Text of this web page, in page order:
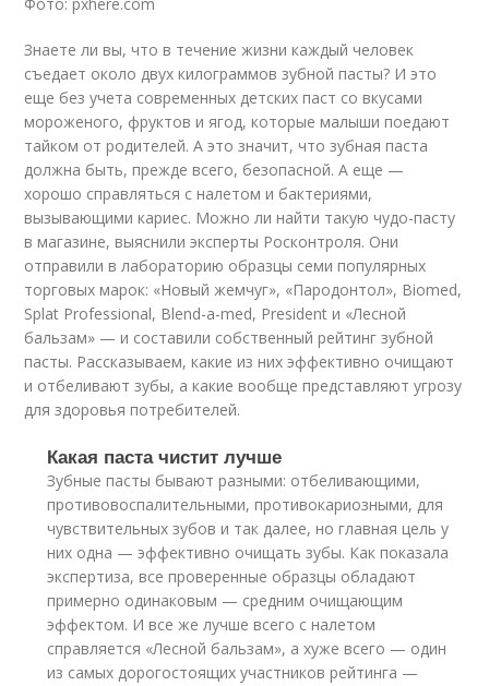
Знаете ли вы, что в течение жизни каждый человек
съедает около двух килограммов зубной пасты? И это
еще без учета современных детских паст со вкусами
мороженого, фруктов и ягод, которые малыши поедают
тайком от родителей. А это значит, что зубная паста
должна быть, прежде всего, безопасной. А еще —
хорошо справляться с налетом и бактериями,
вызывающими кариес. Можно ли найти такую чудо-пасту
в магазине, выяснили эксперты Росконтроля. Они
отправили в лабораторию образцы семи популярных
торговых марок: «Новый жемчуг», «Пародонтол», Biomed,
Splat Professional, Blend-a-med, President и «Лесной
бальзам» — и составили собственный рейтинг зубной
пасты. Рассказываем, какие из них эффективно очищают
и отбеливают зубы, а какие вообще представляют угрозу
для здоровья потребителей.
Какая паста чистит лучше
Зубные пасты бывают разными: отбеливающими,
противовоспалительными, противокариозными, для
чувствительных зубов и так далее, но главная цель у
них одна — эффективно очищать зубы. Как показала
экспертиза, все проверенные образцы обладают
примерно одинаковым — средним очищающим
эффектом. И все же лучше всего с налетом
справляется «Лесной бальзам», а хуже всего — один
из самых дорогостоящих участников рейтинга —